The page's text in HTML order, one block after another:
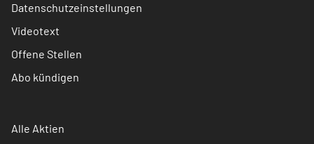
Datenschutzeinstellungen
Videotext
Offene Stellen
Abo kündigen
Alle Aktien